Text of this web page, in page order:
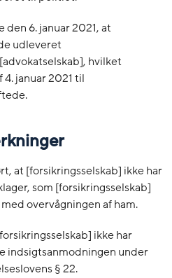
6. januar 2021, at
udleveret
hvilket
januar 2021 til
at [forsikringsselskab] ikke har
som [forsikringsselskab]
overvågningen af ham.
ikke har
under
§ 22.